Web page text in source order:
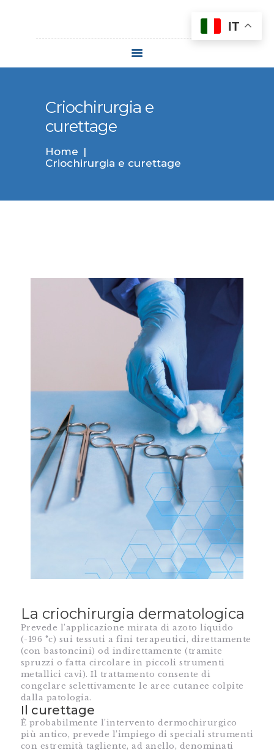
Criochirurgia e
curettage
Home
Criochirurgia e curettage
HOME
TRATTAMENTI
LASERTERAPIA
DERMATOLOGICA
FISSA UN
APPUNTAMENTO
La criochirurgia dermatologica
Prevede l’applicazione mirata di azoto liquido
(-196 °c) sui tessuti a fini terapeutici, direttamente
(con bastoncini) od indirettamente (tramite
spruzzi o fatta circolare in piccoli strumenti
metallici cavi). Il trattamento consente di
congelare selettivamente le aree cutanee colpite
dalla patologia.
Il curettage
È probabilmente l’intervento dermochirurgico
più antico, prevede l’impiego di speciali strumenti
con estremità tagliente, ad anello, denominati
IT